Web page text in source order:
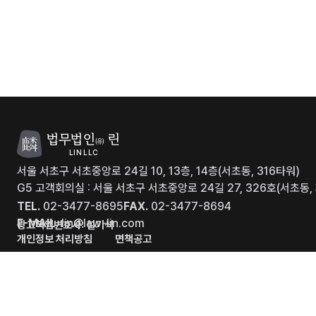
법무법인 (유) 린
LIN LLC
서울 서초구 서초중앙로 24길 10, 13층, 14층(서초동, 316타워)
G5 고객회의실 : 서울 서초구 서초중앙로 24길 27, 326호(서초동,
TEL. 02-3477-8695 FAX. 02-3477-8694
E-MAIL.lin@law-lin.com
광고책임변호사: 설기석
개인정보 처리방침
면책공고